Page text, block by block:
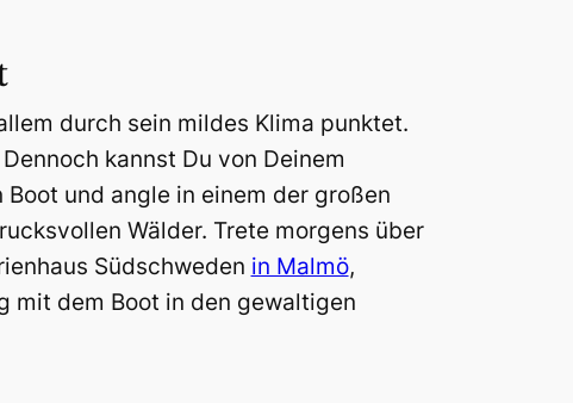
durch sein mildes Klima punktet.
kannst Du von Deinem
und angle in einem der großen
Wälder. Trete morgens über
Südschweden in Malmö,
mit dem Boot in den gewaltigen